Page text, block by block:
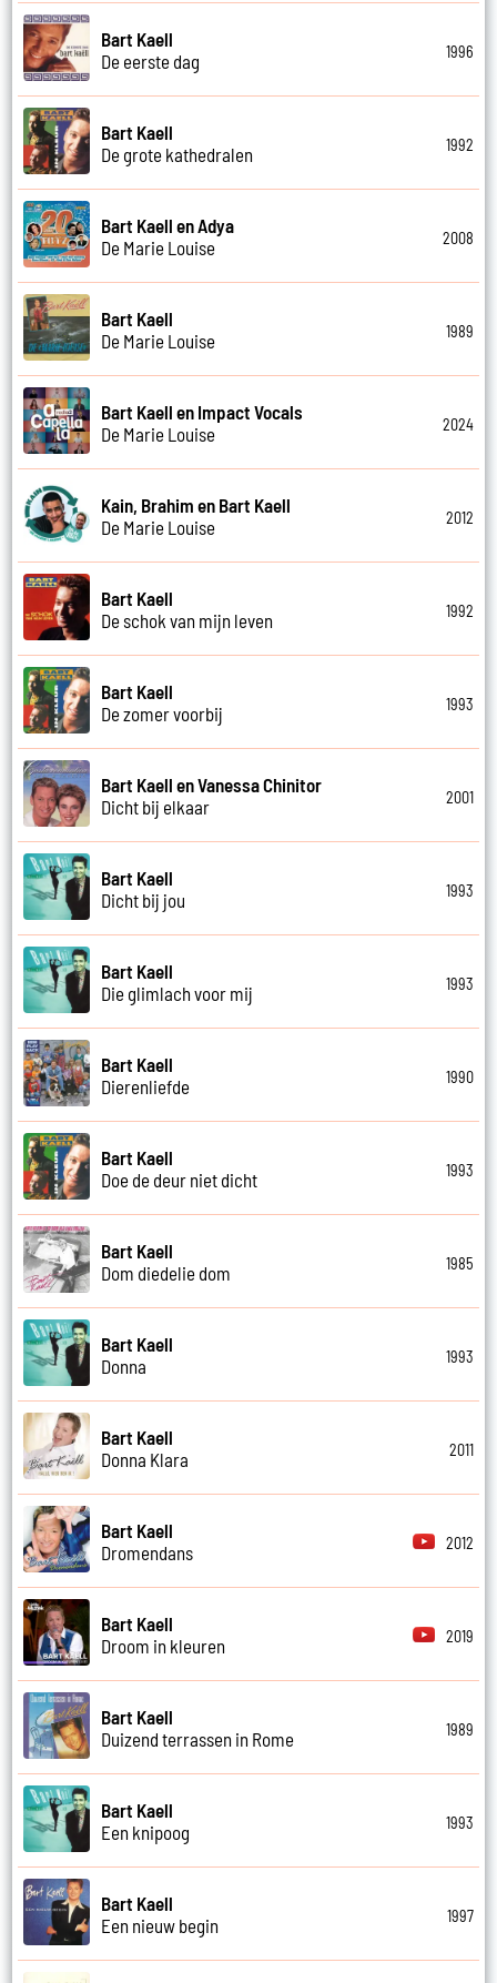
Bart Kaell
De eerste dag
1996
Bart Kaell
De grote kathedralen
1992
Bart Kaell en Adya
De Marie Louise
2008
Bart Kaell
De Marie Louise
1989
Bart Kaell en Impact Vocals
De Marie Louise
2024
Kain, Brahim en Bart Kaell
De Marie Louise
2012
Bart Kaell
De schok van mijn leven
1992
Bart Kaell
De zomer voorbij
1993
Bart Kaell en Vanessa Chinitor
Dicht bij elkaar
2001
Bart Kaell
Dicht bij jou
1993
Bart Kaell
Die glimlach voor mij
1993
Bart Kaell
Dierenliefde
1990
Bart Kaell
Doe de deur niet dicht
1993
Bart Kaell
Dom diedelie dom
1985
Bart Kaell
Donna
1993
Bart Kaell
Donna Klara
2011
Bart Kaell
Dromendans
2012
Bart Kaell
Droom in kleuren
2019
Bart Kaell
Duizend terrassen in Rome
1989
Bart Kaell
Een knipoog
1993
Bart Kaell
Een nieuw begin
1997